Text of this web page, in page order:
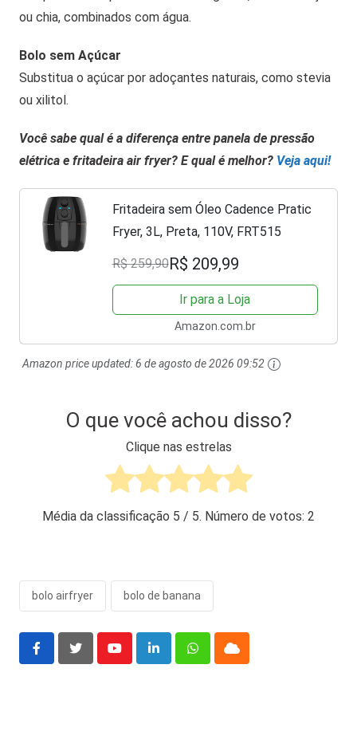
ou chia, combinados com água.
Bolo sem Açúcar
Substitua o açúcar por adoçantes naturais, como stevia
ou xilitol.
Você sabe qual é a diferença entre panela de pressão
elétrica e fritadeira air fryer? E qual é melhor? Veja aqui!
Fritadeira sem Óleo Cadence Pratic
Fryer, 3L, Preta, 110V, FRT515
R$ 259,90R$ 209,99
Ir para a Loja
Amazon.com.br
Amazon price updated:6 de agosto de 2026 09:52
O que você achou disso?
Clique nas estrelas
Média da classificação 5 / 5. Número de votos: 2
bolo airfryer bolo de banana
YoutubeLinkedInWhatsappCloud